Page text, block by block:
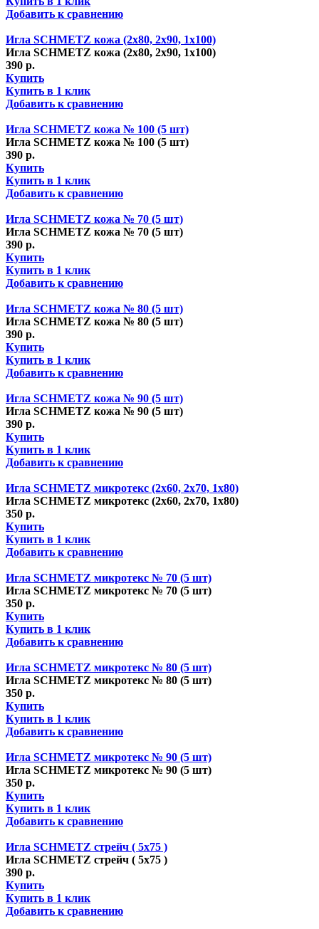
Добавить к сравнению
Игла SCHMETZ кожа (2х80, 2х90, 1х100)
Игла SCHMETZ кожа (2х80, 2х90, 1х100)
390 р.
Купить
Купить в 1 клик
Добавить к сравнению
Игла SCHMETZ кожа № 100 (5 шт)
Игла SCHMETZ кожа № 100 (5 шт)
390 р.
Купить
Купить в 1 клик
Добавить к сравнению
Игла SCHMETZ кожа № 70 (5 шт)
Игла SCHMETZ кожа № 70 (5 шт)
390 р.
Купить
Купить в 1 клик
Добавить к сравнению
Игла SCHMETZ кожа № 80 (5 шт)
Игла SCHMETZ кожа № 80 (5 шт)
390 р.
Купить
Купить в 1 клик
Добавить к сравнению
Игла SCHMETZ кожа № 90 (5 шт)
Игла SCHMETZ кожа № 90 (5 шт)
390 р.
Купить
Купить в 1 клик
Добавить к сравнению
Игла SCHMETZ микротекс (2х60, 2х70, 1х80)
Игла SCHMETZ микротекс (2х60, 2х70, 1х80)
350 р.
Купить
Купить в 1 клик
Добавить к сравнению
Игла SCHMETZ микротекс № 70 (5 шт)
Игла SCHMETZ микротекс № 70 (5 шт)
350 р.
Купить
Купить в 1 клик
Добавить к сравнению
Игла SCHMETZ микротекс № 80 (5 шт)
Игла SCHMETZ микротекс № 80 (5 шт)
350 р.
Купить
Купить в 1 клик
Добавить к сравнению
Игла SCHMETZ микротекс № 90 (5 шт)
Игла SCHMETZ микротекс № 90 (5 шт)
350 р.
Купить
Купить в 1 клик
Добавить к сравнению
Игла SCHMETZ стрейч ( 5х75 )
Игла SCHMETZ стрейч ( 5х75 )
390 р.
Купить
Купить в 1 клик
Добавить к сравнению